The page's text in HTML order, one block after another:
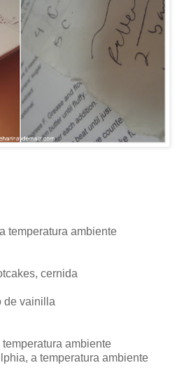
temperatura ambiente
cernida
de vainilla
ambiente
a temperatura ambiente